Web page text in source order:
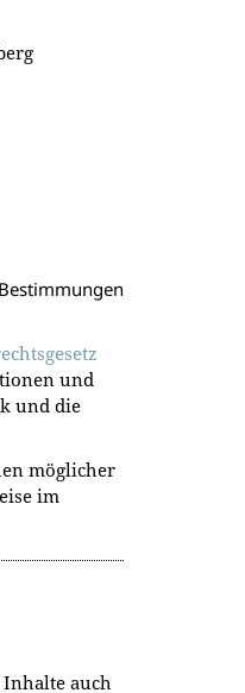
und
und die
möglicher
im
auch